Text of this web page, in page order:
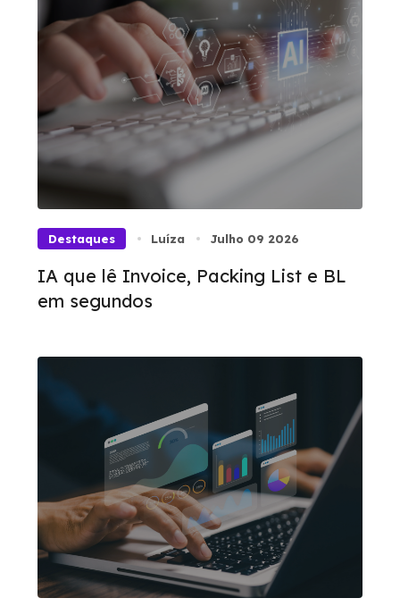
Destaques Luíza Julho 09 2026
IA que lê Invoice, Packing List e BL
em segundos